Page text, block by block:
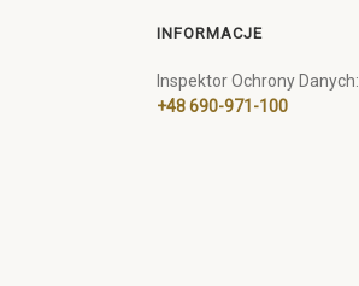
INFORMACJE
Inspektor Ochrony Danych:
+48 690-971-100